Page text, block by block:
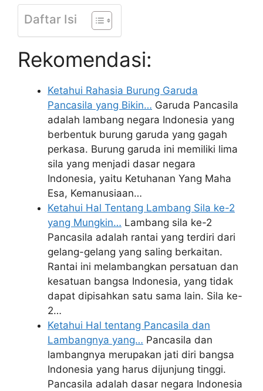
Daftar Isi
Rekomendasi:
Ketahui Rahasia Burung Garuda
Pancasila yang Bikin… Garuda Pancasila
adalah lambang negara Indonesia yang
berbentuk burung garuda yang gagah
perkasa. Burung garuda ini memiliki lima
sila yang menjadi dasar negara
Indonesia, yaitu Ketuhanan Yang Maha
Esa, Kemanusiaan…
Ketahui Hal Tentang Lambang Sila ke-2
yang Mungkin… Lambang sila ke-2
Pancasila adalah rantai yang terdiri dari
gelang-gelang yang saling berkaitan.
Rantai ini melambangkan persatuan dan
kesatuan bangsa Indonesia, yang tidak
dapat dipisahkan satu sama lain. Sila ke-
2…
Ketahui Hal tentang Pancasila dan
Lambangnya yang… Pancasila dan
lambangnya merupakan jati diri bangsa
Indonesia yang harus dijunjung tinggi.
Pancasila adalah dasar negara Indonesia